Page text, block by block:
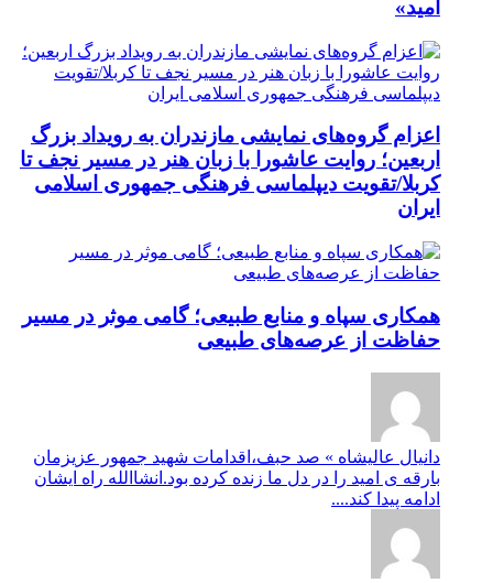
امید»
اعزام گروه‌های نمایشی مازندران به رویداد بزرگ
اربعین؛ روایت عاشورا با زبان هنر در مسیر نجف تا
کربلا/تقویت دیپلماسی فرهنگی جمهوری اسلامی
ایران
همکاری سپاه و منابع طبیعی؛ گامی موثر در مسیر
حفاظت از عرصه‌های طبیعی
دانیال عالیشاه » صد حبف،اقدامات شهید جمهور عزیزمان
بارقه ی امید را در دل ما زنده کرده بود.انشاالله راه ایشان
ادامه پیدا کند....